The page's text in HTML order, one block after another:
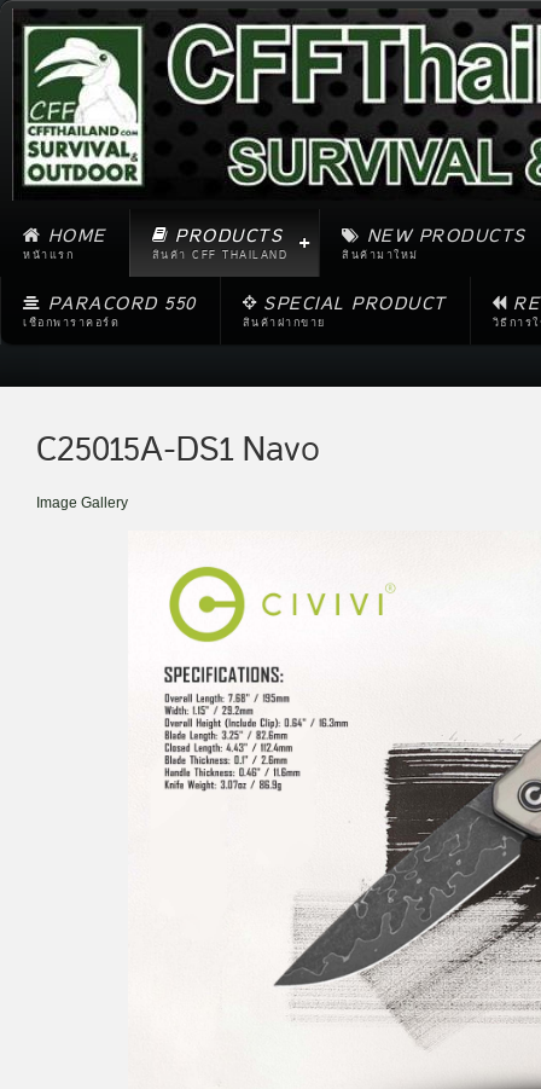
HOME
หน้าแรก
PRODUCTS
สินค้า CFF THAILAND
NEW PRODUCTS
สินค้ามาใหม่
PARACORD 550
เชือกพาราคอร์ด
SPECIAL PRODUCT
สินค้าฝากขาย วิธีการ
C25015A-DS1 Navo
Image Gallery